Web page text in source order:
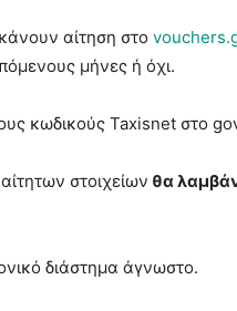
αίτηση στο
μήνες ή όχι.
κωδικούς Taxisnet στο
στοιχείων θα
διάστημα άγνωστο.